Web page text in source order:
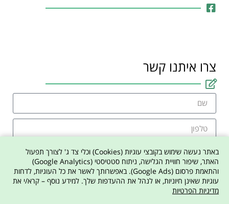
צרו איתנו קשר
אני מסכים למדיניות הפרטיות באתר
באתר נעשה שימוש בקובצי עוגיות (Cookies) וכלי צד ג' לצורך תפעול
האתר, שיפור חוויית הגלישה, ניתוח סטטיסטי (Google Analytics)
והתאמת פרסום (Google Ads). באפשרותך לאשר את כל העוגיות, לדחות
עוגיות שאינן חיוניות, או לנהל את ההעדפות שלך. למידע נוסף – קרא/י את
מדיניות הפרטיות